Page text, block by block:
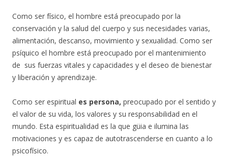
Como ser físico, el hombre está preocupado por la
conservación y la salud del cuerpo y sus necesidades varias,
alimentación, descanso, movimiento y sexualidad. Como ser
psíquico el hombre está preocupado por el mantenimiento
de sus fuerzas vitales y capacidades y el deseo de bienestar
y liberación y aprendizaje.
Como ser espiritual es persona, preocupado por el sentido y
el valor de su vida, los valores y su responsabilidad en el
mundo. Esta espiritualidad es la que güia e ilumina las
motivaciones y es capaz de autotrascenderse en cuanto a lo
psicofísico.